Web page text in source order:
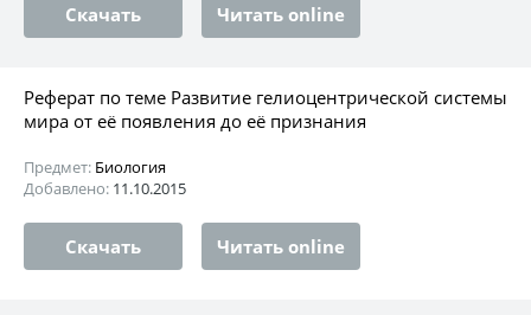
Скачать Читать online
Реферат по теме Развитие гелиоцентрической системы
мира от её появления до её признания
Предмет: Биология
Добавлено: 11.10.2015
Скачать Читать online